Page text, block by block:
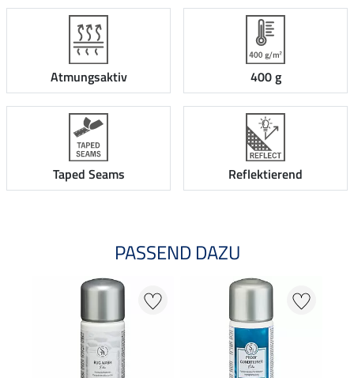
Atmungsaktiv 400 g
Taped Seams Reflektierend
PASSEND DAZU